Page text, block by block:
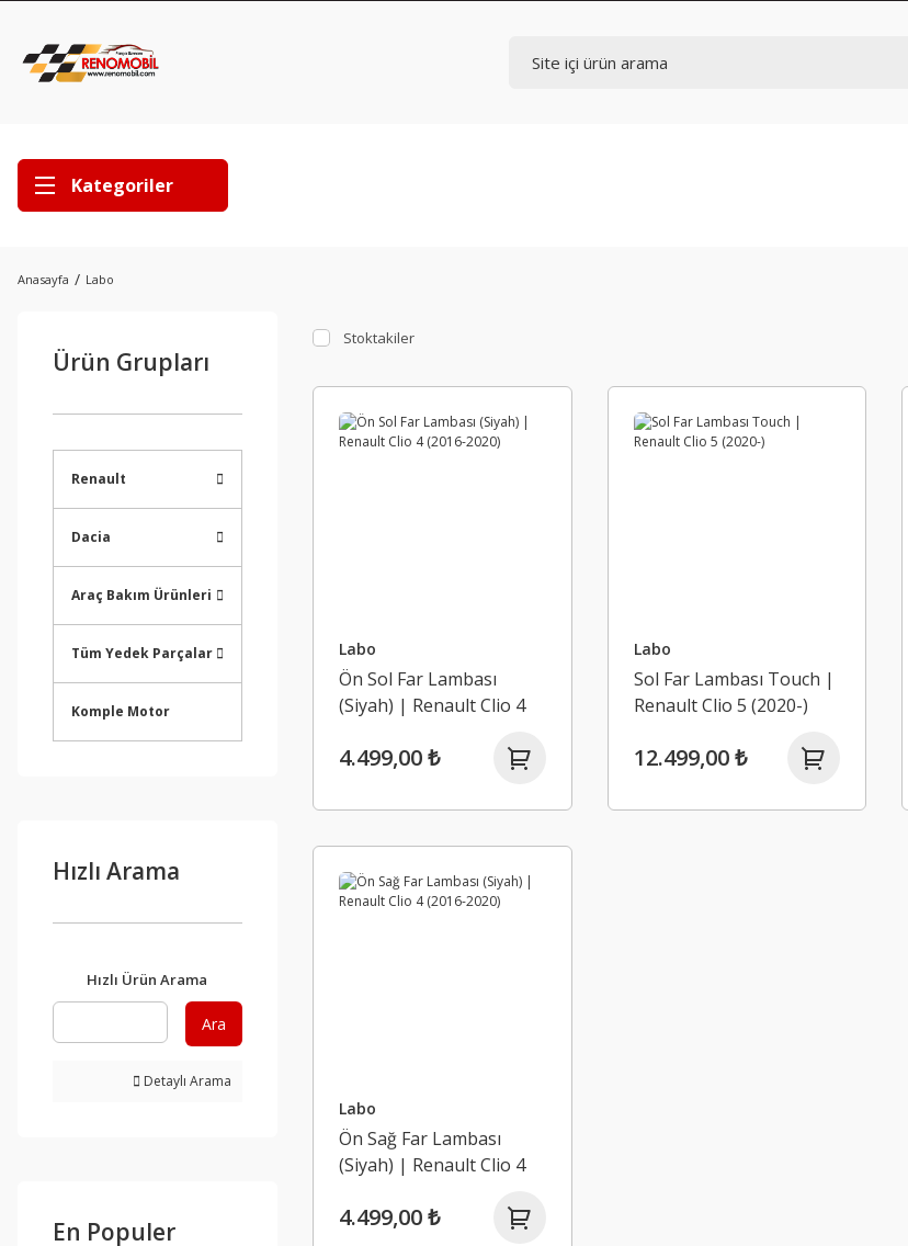
Kategoriler
Anasayfa Labo
Ürün Grupları
Renault
Dacia
Araç Bakım Ürünleri
Tüm Yedek Parçalar
Komple Motor
Hızlı Arama
Hızlı Ürün Arama
Ara
Detaylı Arama
En Populer
Stoktakiler
Labo
Ön Sol Far Lambası
(Siyah) | Renault Clio 4
4.499,00 ₺
Labo
Sol Far Lambası Touch |
Renault Clio 5 (2020-)
12.499,00 ₺
Labo
Ön Sağ Far Lambası
(Siyah) | Renault Clio 4
4.499,00 ₺